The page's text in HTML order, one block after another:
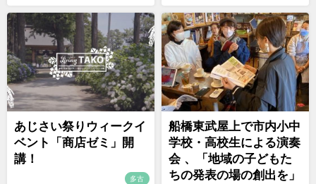
あじさい祭りウィークイ
ベント「商店ゼミ」開
講！
多古
船橋東武屋上で市内小中
学校・高校生による演奏
会 、「地域の子どもた
ちの発表の場の創出を」